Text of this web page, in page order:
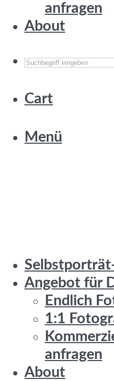
anfragen
About
Cart
Menü
Angebot für
Endlich
1:1
anfragen
About